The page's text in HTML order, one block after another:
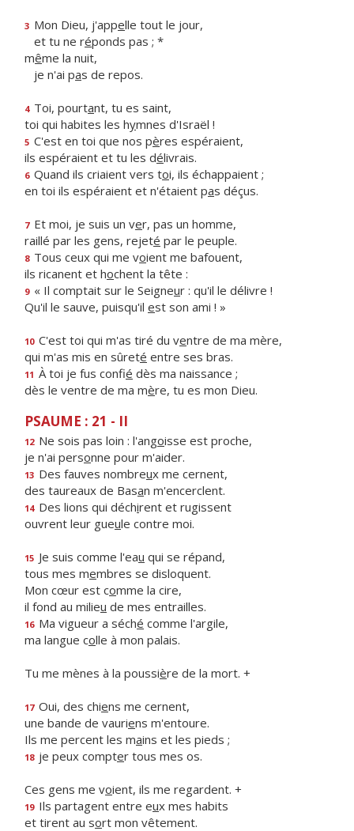
3 Mon Dieu, j'appelle tout le jour,
et tu ne réponds pas ; *
même la nuit,
je n'ai pas de repos.
4 Toi, pourtant, tu es saint,
toi qui habites les hymnes d'Israël !
5 C'est en toi que nos pères espéraient,
ils espéraient et tu les délivrais.
6 Quand ils criaient vers toi, ils échappaient ;
en toi ils espéraient et n'étaient pas déçus.
7 Et moi, je suis un ver, pas un homme,
raillé par les gens, rejeté par le peuple.
8 Tous ceux qui me voient me bafouent,
ils ricanent et hochent la tête :
9 « Il comptait sur le Seigneur : qu'il le délivre !
Qu'il le sauve, puisqu'il est son ami ! »
10 C'est toi qui m'as tiré du ventre de ma mère,
qui m'as mis en sûreté entre ses bras.
11 À toi je fus confié dès ma naissance ;
dès le ventre de ma mère, tu es mon Dieu.
PSAUME : 21 - II
12 Ne sois pas loin : l'angoisse est proche,
je n'ai personne pour m'aider.
13 Des fauves nombreux me cernent,
des taureaux de Basan m'encerclent.
14 Des lions qui déchirent et rugissent
ouvrent leur gueule contre moi.
15 Je suis comme l'eau qui se répand,
tous mes membres se disloquent.
Mon cœur est comme la cire,
il fond au milieu de mes entrailles.
16 Ma vigueur a séché comme l'argile,
ma langue colle à mon palais.
Tu me mènes à la poussière de la mort. +
17 Oui, des chiens me cernent,
une bande de vauriens m'entoure.
Ils me percent les mains et les pieds ;
18 je peux compter tous mes os.
Ces gens me voient, ils me regardent. +
19 Ils partagent entre eux mes habits
et tirent au sort mon vêtement.